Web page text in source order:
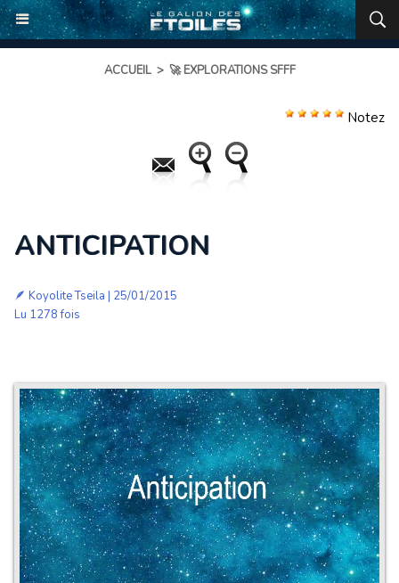
ACCUEIL > 🚀 EXPLORATIONS SFFF
Notez
ANTICIPATION
🪶 Koyolite Tseila | 25/01/2015
Lu 1278 fois